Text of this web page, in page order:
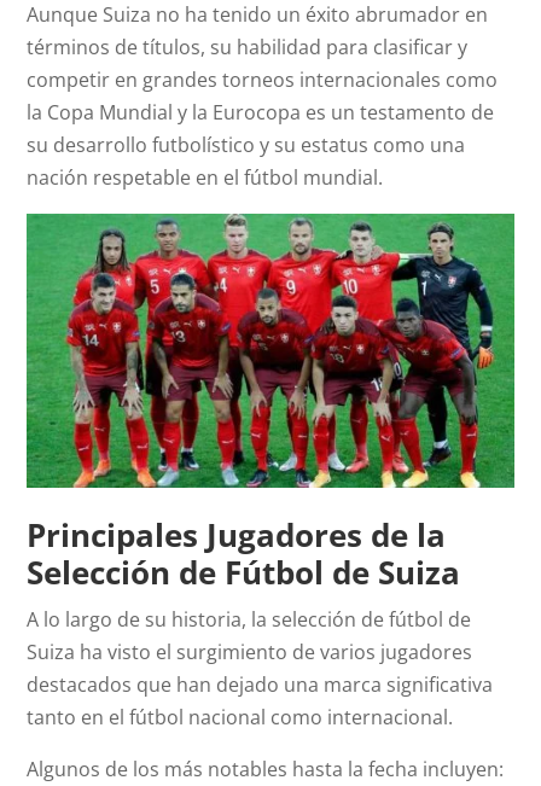
Aunque Suiza no ha tenido un éxito abrumador en
términos de títulos, su habilidad para clasificar y
competir en grandes torneos internacionales como
la Copa Mundial y la Eurocopa es un testamento de
su desarrollo futbolístico y su estatus como una
nación respetable en el fútbol mundial.
Principales Jugadores de la
Selección de Fútbol de Suiza
A lo largo de su historia, la selección de fútbol de
Suiza ha visto el surgimiento de varios jugadores
destacados que han dejado una marca significativa
tanto en el fútbol nacional como internacional.
Algunos de los más notables hasta la fecha incluyen: